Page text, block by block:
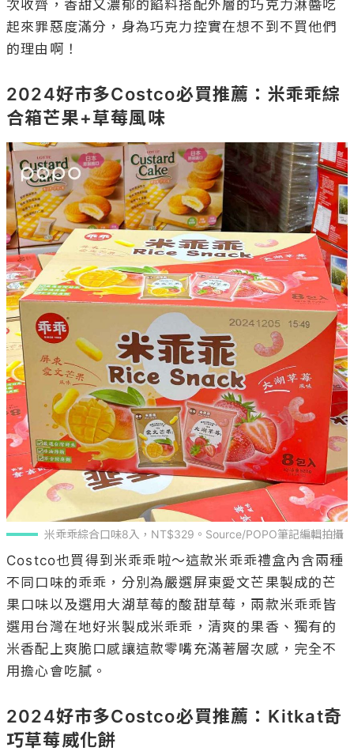
次收齊，香甜又濃郁的餡料搭配外層的巧克力淋醬吃
起來罪惡度滿分，身為巧克力控實在想不到不買他們
的理由啊！
2024好市多Costco必買推薦：米乖乖綜
合箱芒果+草莓風味
米乖乖綜合口味8入，NT$329。Source/POPO筆記編輯拍攝
Costco也買得到米乖乖啦～這款米乖乖禮盒內含兩種
不同口味的乖乖，分別為嚴選屏東愛文芒果製成的芒
果口味以及選用大湖草莓的酸甜草莓，兩款米乖乖皆
選用台灣在地好米製成米乖乖，清爽的果香、獨有的
米香配上爽脆口感讓這款零嘴充滿著層次感，完全不
用擔心會吃膩。
2024好市多Costco必買推薦：Kitkat奇
巧草莓威化餅